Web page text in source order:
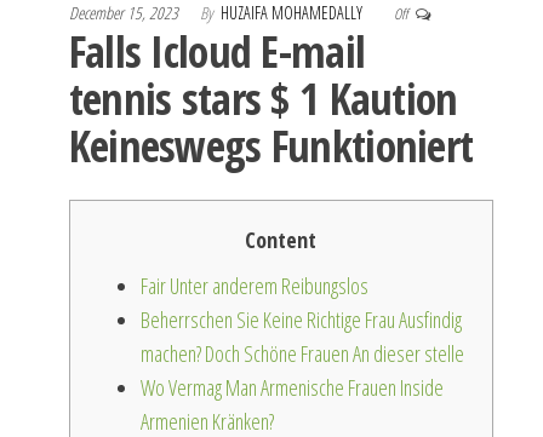
December 15, 2023 By HUZAIFA MOHAMEDALLY Off
Falls Icloud E-mail
tennis stars $ 1 Kaution
Keineswegs Funktioniert
Content
Fair Unter anderem Reibungslos
Beherrschen Sie Keine Richtige Frau Ausfindig
machen? Doch Schöne Frauen An dieser stelle
Wo Vermag Man Armenische Frauen Inside
Armenien Kränken?